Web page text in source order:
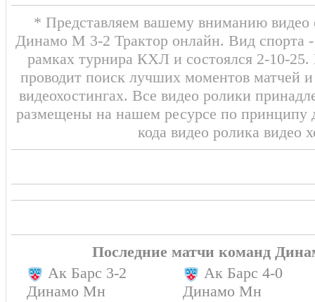
Сергеев Артём) 1:0
ТРЕТИЙ ПЕРИОД1:2
27:53 Удаление - 2 минОжиганов
25:26 Удаление - 2 мин Артемьев
06:18Кадейкин Александр
ВТОРОЙ ПЕРИОД1:0
ПЕРВЫЙ ПЕРИОД0:0
* Представляем вашему вниманию видео
Динамо М 3-2 Трактор онлайн. Вид спорта
рамках турнира КХЛ и состоялся 2-10-
проводит поиск лучших моментов матчей
видеохостингах. Все видео ролики
размещены на нашем ресурсе по принципу
кода видео ролика видео
Последние матчи команд
Ак Барс 3-2
Динамо Мн
Ак Барс 4-0
Динамо Мн